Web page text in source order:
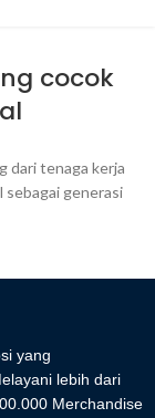
cocok
dari tenaga kerja
sebagai generasi
yang
lebih dari
Merchandise